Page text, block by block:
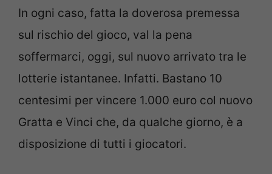
In ogni caso, fatta la doverosa premessa
sul rischio del gioco, val la pena
soffermarci, oggi, sul nuovo arrivato tra le
lotterie istantanee. Infatti. Bastano 10
centesimi per vincere 1.000 euro col nuovo
Gratta e Vinci che, da qualche giorno, è a
disposizione di tutti i giocatori.